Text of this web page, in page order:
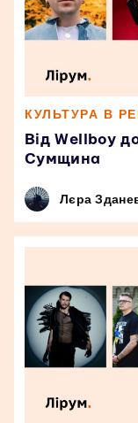
КУЛЬТУРА В
Від Wellboy
Сумщина
Лєра